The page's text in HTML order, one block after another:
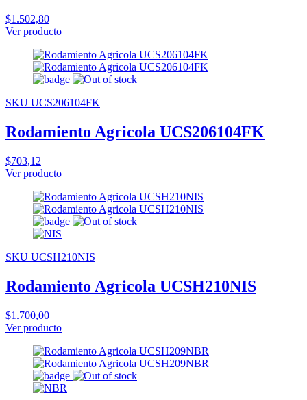
$1.502,80
Ver producto
SKU UCS206104FK
Rodamiento Agricola UCS206104FK
$703,12
Ver producto
SKU UCSH210NIS
Rodamiento Agricola UCSH210NIS
$1.700,00
Ver producto